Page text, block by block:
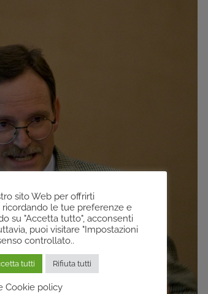
sito Web per offrirti
le tue preferenze e
su "Accetta tutto", acconsenti
puoi visitare "Impostazioni
controllato..
tutti Rifiuta tutti
Cookie policy